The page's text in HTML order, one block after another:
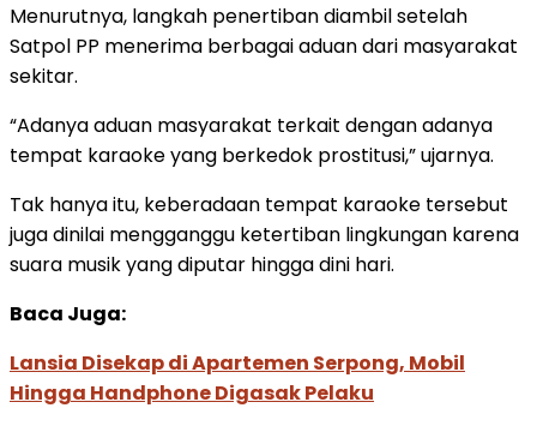
Menurutnya, langkah penertiban diambil setelah
Satpol PP menerima berbagai aduan dari masyarakat
sekitar.
“Adanya aduan masyarakat terkait dengan adanya
tempat karaoke yang berkedok prostitusi,” ujarnya.
Tak hanya itu, keberadaan tempat karaoke tersebut
juga dinilai mengganggu ketertiban lingkungan karena
suara musik yang diputar hingga dini hari.
Baca Juga:
Lansia Disekap di Apartemen Serpong, Mobil
Hingga Handphone Digasak Pelaku